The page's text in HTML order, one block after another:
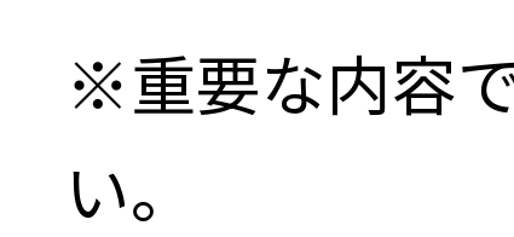
※重要な内容
い。